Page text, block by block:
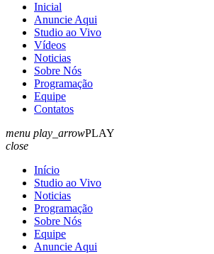
Inicial
Anuncie Aqui
Studio ao Vivo
Vídeos
Noticias
Sobre Nós
Programação
Equipe
Contatos
menu play_arrowPLAY
close
Início
Studio ao Vivo
Noticias
Programação
Sobre Nós
Equipe
Anuncie Aqui